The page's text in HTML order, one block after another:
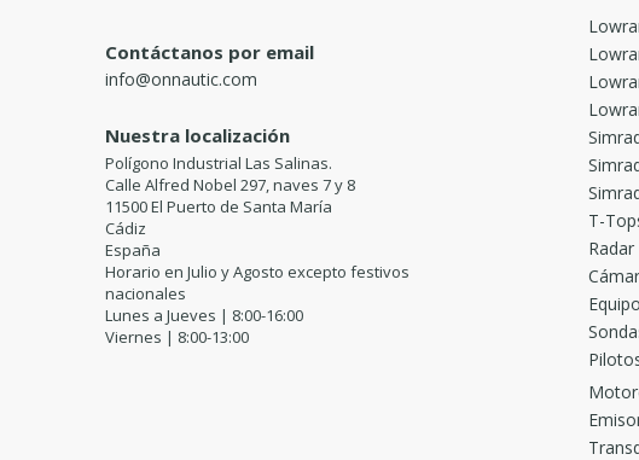
Contáctanos por email
info@onnautic.com
Nuestra localización
Polígono Industrial Las Salinas.
Calle Alfred Nobel 297, naves 7 y 8
11500 El Puerto de Santa María
Cádiz
España
Horario en Julio y Agosto excepto festivos
nacionales
Lunes a Jueves | 8:00-16:00
Viernes | 8:00-13:00
T-
Radar